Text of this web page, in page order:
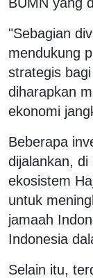
"Sebagian
mendukung
strategis
diharapkan
ekonomi
Beberapa
dijalankan,
ekosistem
untuk
jamaah
Indonesia
Selain itu,